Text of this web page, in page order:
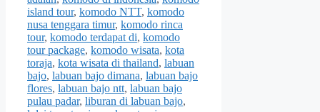
island tour, komodo NTT, komodo
nusa tenggara timur, komodo rinca
tour, komodo terdapat di, komodo
tour package, komodo wisata, kota
toraja, kota wisata di thailand, labuan
bajo, labuan bajo dimana, labuan bajo
flores, labuan bajo ntt, labuan bajo
pulau padar, liburan di labuan bajo,